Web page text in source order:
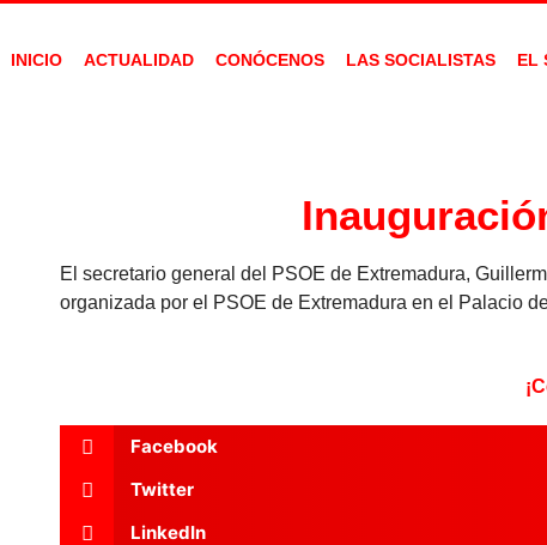
contenido
INICIO ACTUALIDAD CONÓCENOS LAS SOCIALISTAS EL
El secretario general del PSOE de Extremadura,
organizada por el PSOE de Extremadura en el Palacio
Facebook
Twitter
LinkedIn